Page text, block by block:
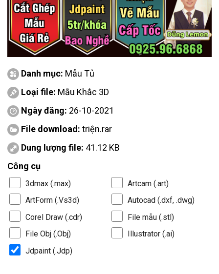
Danh mục: Mẫu Tủ
Loại file: Mẫu Khắc 3D
Ngày đăng: 26-10-2021
File download: triện.rar
Dung lượng file: 41.12 KB
Công cụ
3dmax (.max)
Artcam (.art)
ArtForm (.Vs3d)
Autocad (.dxf, .dwg)
Corel Draw (.cdr)
File mẫu (.stl)
File Obj (.Obj)
Illustrator (.ai)
Jdpaint (.Jdp)